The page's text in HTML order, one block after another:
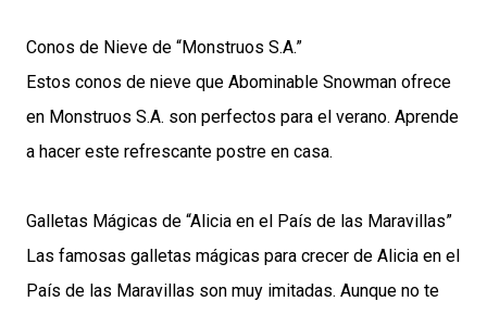
Conos de Nieve de “Monstruos S.A.”
Estos conos de nieve que Abominable Snowman ofrece
en Monstruos S.A. son perfectos para el verano. Aprende
a hacer este refrescante postre en casa.
Galletas Mágicas de “Alicia en el País de las Maravillas”
Las famosas galletas mágicas para crecer de Alicia en el
País de las Maravillas son muy imitadas. Aunque no te